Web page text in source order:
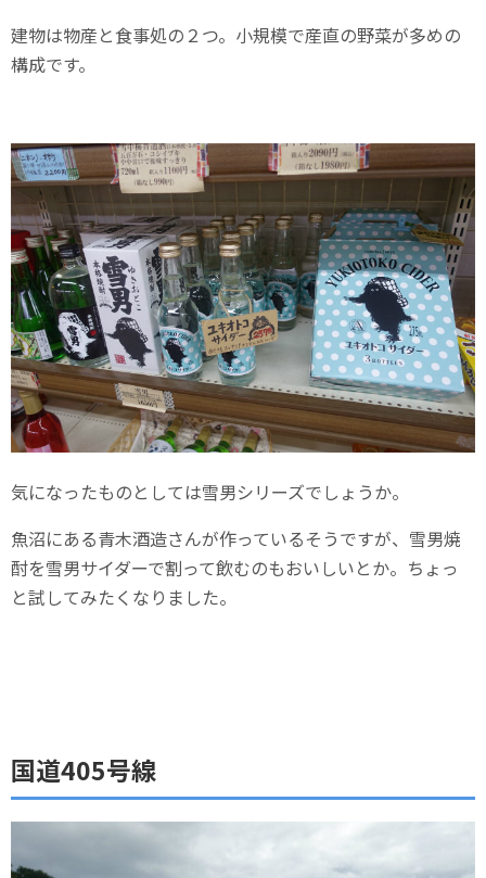
建物は物産と食事処の２つ。小規模で産直の野菜が多めの
構成です。
気になったものとしては雪男シリーズでしょうか。
魚沼にある青木酒造さんが作っているそうですが、雪男焼
酎を雪男サイダーで割って飲むのもおいしいとか。ちょっ
と試してみたくなりました。
国道405号線